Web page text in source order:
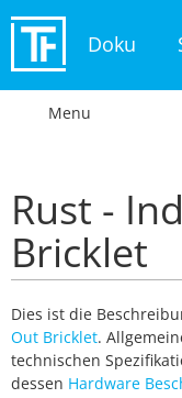
Doku
Menu
Rust -
Bricklet
Dies ist die
Out Bricklet.
technischen
dessen Hardware